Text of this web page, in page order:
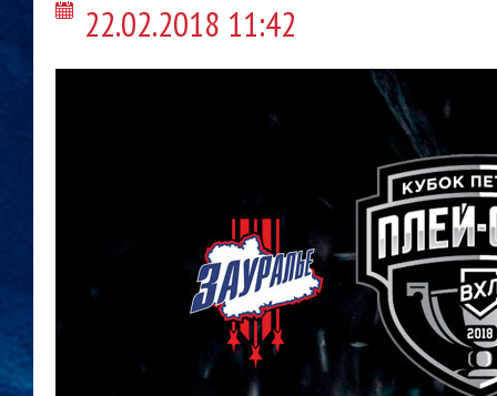
22.02.2018 11:42